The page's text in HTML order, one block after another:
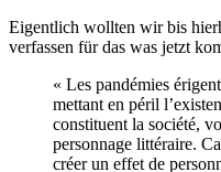
Eigentlich wollten wir bis
verfassen für das was jetzt
« Les pandémies
mettant en péril
constituent la société,
personnage littéraire.
créer un effet de